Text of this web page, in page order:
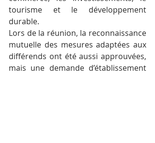
tourisme et le développement
durable.
Lors de la réunion, la reconnaissance
mutuelle des mesures adaptées aux
différends ont été aussi approuvées,
mais une demande d’établissement